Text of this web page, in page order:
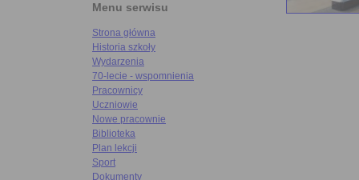
Menu serwisu
Strona główna
Historia szkoły
Wydarzenia
70-lecie - wspomnienia
Pracownicy
Uczniowie
Nowe pracownie
Biblioteka
Plan lekcji
Sport
Dokumenty